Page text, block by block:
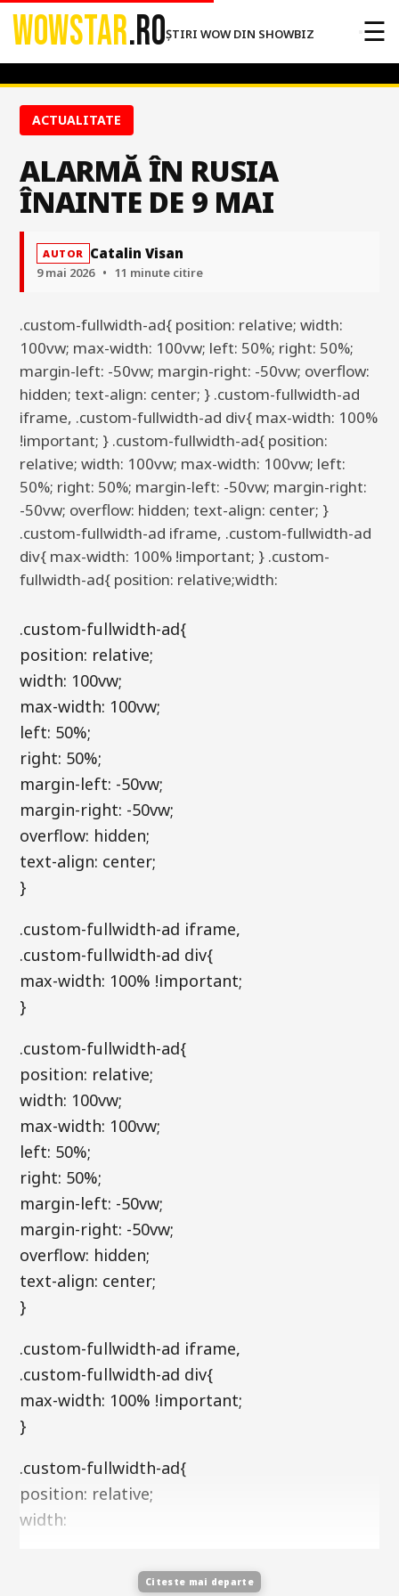
WOWSTAR.ROȘTIRI WOW DIN SHOWBIZ ☰
ACTUALITATE
ALARMĂ ÎN RUSIA
ÎNAINTE DE 9 MAI
AUTOR Catalin Visan
9 mai 2026 • 11 minute citire
.custom-fullwidth-ad{ position: relative; width:
100vw; max-width: 100vw; left: 50%; right: 50%;
margin-left: -50vw; margin-right: -50vw; overflow:
hidden; text-align: center; } .custom-fullwidth-ad
iframe, .custom-fullwidth-ad div{ max-width: 100%
!important; } .custom-fullwidth-ad{ position:
relative; width: 100vw; max-width: 100vw; left:
50%; right: 50%; margin-left: -50vw; margin-right:
-50vw; overflow: hidden; text-align: center; }
.custom-fullwidth-ad iframe, .custom-fullwidth-ad
div{ max-width: 100% !important; } .custom-
fullwidth-ad{ position: relative;width:
.custom-fullwidth-ad{
position: relative;
width: 100vw;
max-width: 100vw;
left: 50%;
right: 50%;
margin-left: -50vw;
margin-right: -50vw;
overflow: hidden;
text-align: center;
}
.custom-fullwidth-ad iframe,
.custom-fullwidth-ad div{
max-width: 100% !important;
}
.custom-fullwidth-ad{
position: relative;
width: 100vw;
max-width: 100vw;
left: 50%;
right: 50%;
margin-left: -50vw;
margin-right: -50vw;
overflow: hidden;
text-align: center;
}
.custom-fullwidth-ad iframe,
.custom-fullwidth-ad div{
max-width: 100% !important;
}
.custom-fullwidth-ad{
position: relative;
width:
Citeste mai departe